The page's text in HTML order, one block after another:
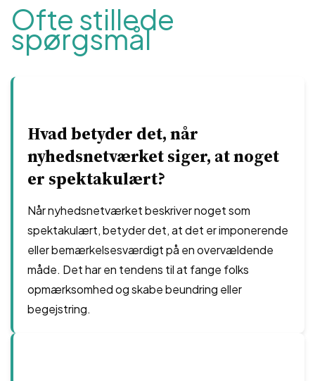
Ofte stillede
spørgsmål
Hvad betyder det, når
nyhedsnetværket siger, at noget
er spektakulært?
Når nyhedsnetværket beskriver noget som
spektakulært, betyder det, at det er imponerende
eller bemærkelsesværdigt på en overvældende
måde. Det har en tendens til at fange folks
opmærksomhed og skabe beundring eller
begejstring.